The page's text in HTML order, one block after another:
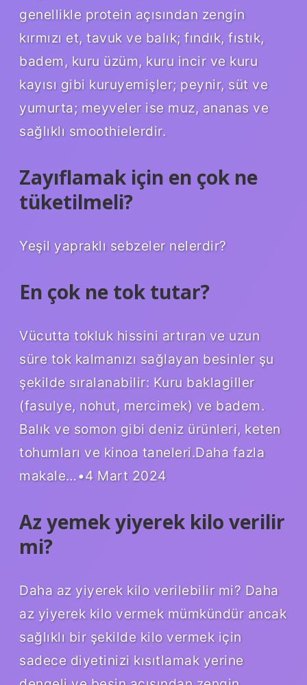
genellikle protein açısından zengin
kırmızı et, tavuk ve balık; fındık, fıstık,
badem, kuru üzüm, kuru incir ve kuru
kayısı gibi kuruyemişler; peynir, süt ve
yumurta; meyveler ise muz, ananas ve
sağlıklı smoothielerdir.
Zayıflamak için en çok ne
tüketilmeli?
Yeşil yapraklı sebzeler nelerdir?
En çok ne tok tutar?
Vücutta tokluk hissini artıran ve uzun
süre tok kalmanızı sağlayan besinler şu
şekilde sıralanabilir: Kuru baklagiller
(fasulye, nohut, mercimek) ve badem.
Balık ve somon gibi deniz ürünleri, keten
tohumları ve kinoa taneleri.Daha fazla
makale…•4 Mart 2024
Az yemek yiyerek kilo verilir
mi?
Daha az yiyerek kilo verilebilir mi? Daha
az yiyerek kilo vermek mümkündür ancak
sağlıklı bir şekilde kilo vermek için
sadece diyetinizi kısıtlamak yerine